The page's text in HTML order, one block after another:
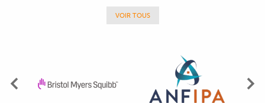
VOIR TOUS
Précédent